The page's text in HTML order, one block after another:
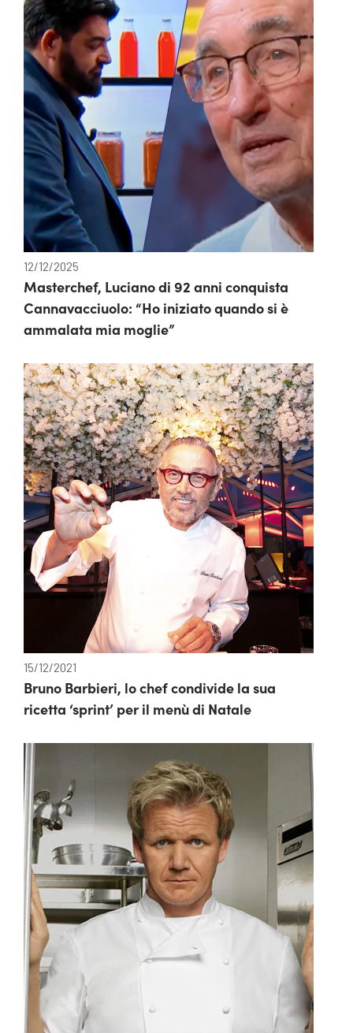
12/12/2025
Masterchef, Luciano di 92 anni conquista
Cannavacciuolo: “Ho iniziato quando si è
ammalata mia moglie”
15/12/2021
Bruno Barbieri, lo chef condivide la sua
ricetta ‘sprint’ per il menù di Natale